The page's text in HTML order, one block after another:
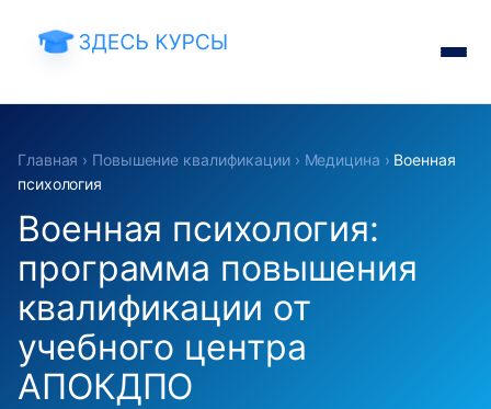
Главная › Повышение квалификации› Медицина › Военная
психология
Военная психология:
программа повышения
квалификации от
учебного центра
АПОКДПО